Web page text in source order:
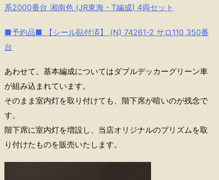
系2000番台 湘南色 (JR東海・T編成) 4両セット
■予約品■ 【シール貼付済】 (N) 74261-2 サロ110 350番
台
あわせて。基本編成についてはダブルデッカーグリーン車
が組み込まれています。
そのまま室内灯を取り付けても、階下席が暗いのが残念で
す。
階下席に室内灯を増設し、当店オリジナルのプリズムを取
り付けたものを販売いたします。